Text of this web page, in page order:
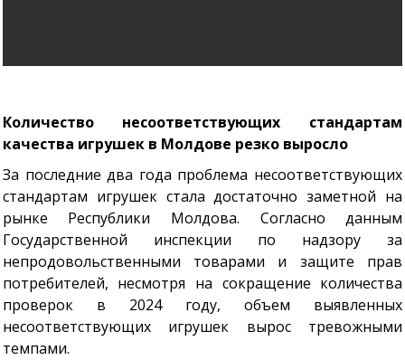
Количество несоответствующих стандартам
качества игрушек в Молдове резко выросло
За последние два года проблема несоответствующих
стандартам игрушек стала достаточно заметной на
рынке Республики Молдова. Согласно данным
Государственной инспекции по надзору за
непродовольственными товарами и защите прав
потребителей, несмотря на сокращение количества
проверок в 2024 году, объем выявленных
несоответствующих игрушек вырос тревожными
темпами.